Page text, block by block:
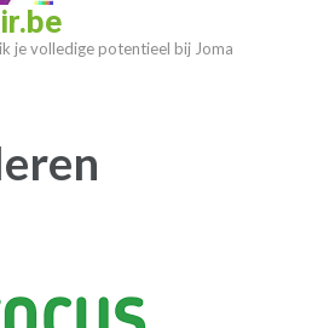
je volledige potentieel bij Joma